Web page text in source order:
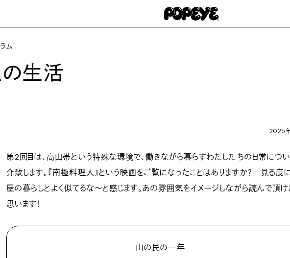
ム
の生活
2025
第2回目は、高山帯という特殊な環境で、働きながら暮らすわたしたちの日常につ
介致します。『南極料理人』という映画をご覧になったことはありますか？ 見る度
屋の暮らしとよく似てるな〜と感じます。あの雰囲気をイメージしながら読んで頂け
思います！
山の民の一年